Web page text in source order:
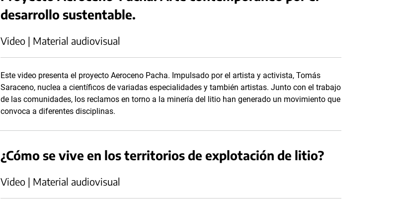
desarrollo sustentable.
Video | Material audiovisual
Este video presenta el proyecto Aeroceno Pacha. Impulsado por el artista y activista, Tomás
Saraceno, nuclea a científicos de variadas especialidades y también artistas. Junto con el trabajo
de las comunidades, los reclamos en torno a la minería del litio han generado un movimiento que
convoca a diferentes disciplinas.
¿Cómo se vive en los territorios de explotación de litio?
Video | Material audiovisual